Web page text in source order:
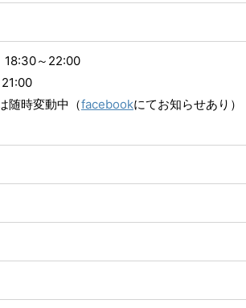
18:30～22:00
随時変動中（facebookにてお知らせあり）